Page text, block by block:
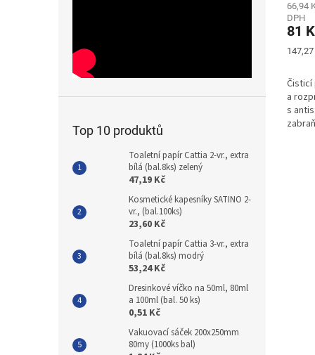
Top 10 produktů
Toaletní papír Cattia 2-vr., extra
bílá (bal.8ks) zelený
47,19 Kč
Kosmetické kapesníky SATINO 2-
vr., (bal.100ks)
23,60 Kč
Toaletní papír Cattia 3-vr., extra
bílá (bal.8ks) modrý
53,24 Kč
Dresinkové víčko na 50ml, 80ml
a 100ml (bal. 50 ks)
0,51 Kč
Vakuovací sáček 200x250mm
80my (1000ks bal)
je
5,0
z
66,94
DPH
81
Měrná
Čisticí
a
s